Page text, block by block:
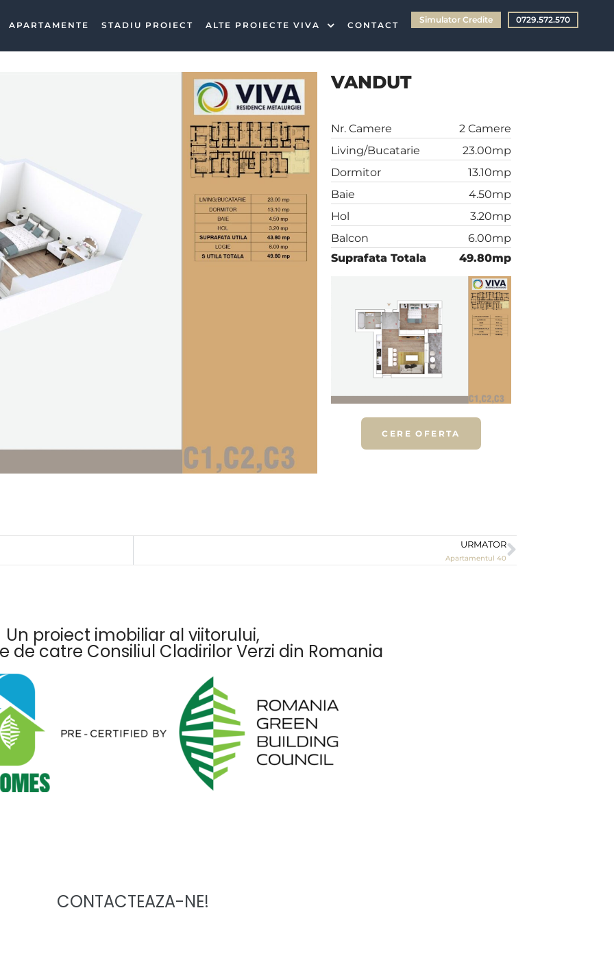
APARTAMENTE STADIU PROIECT ALTE PROIECTE VIVA CONTACT
Simulator Credite 0729.572.570
VANDUT
Nr. Camere
2 Camere
Living/Bucatarie
23.00mp
Dormitor
13.10mp
Baie
4.50mp
Hol
3.20mp
Balcon
6.00mp
Suprafata Totala
49.80mp
CERE OFERTA
URMATOR
Apartamentul 40
Un proiect imobiliar al viitorului,
de catre Consiliul Cladirilor Verzi din Romania
CONTACTEAZA-NE!